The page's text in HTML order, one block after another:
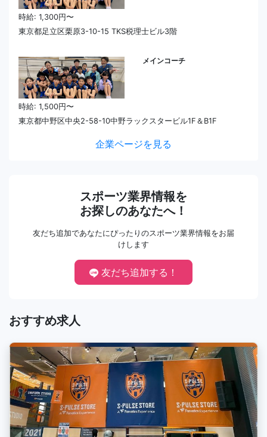
時給: 1,300円〜
東京都足立区栗原3-10-15 TKS税理士ビル3階
メインコーチ
時給: 1,500円〜
東京都中野区中央2-58-10中野ラックスタービル1F＆B1F
企業ページを見る
スポーツ業界情報を
お探しのあなたへ！
友だち追加であなたにぴったりのスポーツ業界情報をお届
けします
友だち追加する！
おすすめ求人